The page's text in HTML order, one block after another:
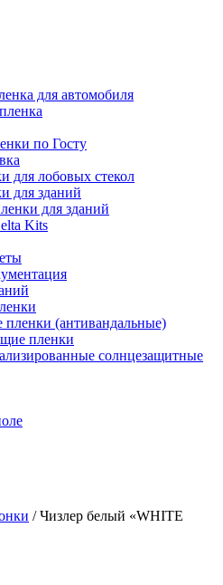
для автомобиля
по Госту
для лобовых стекол
для зданий
для зданий
Kits
пленки (антивандальные)
пленки
солнцезащитные
/ Чизлер белый «WHITE